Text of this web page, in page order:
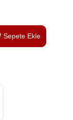
Sepete Ekle